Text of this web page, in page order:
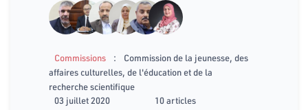
Commissions :
Commission de la jeunesse, des
affaires culturelles, de l'éducation et de la
recherche scientifique
03 juillet 2020
10 articles